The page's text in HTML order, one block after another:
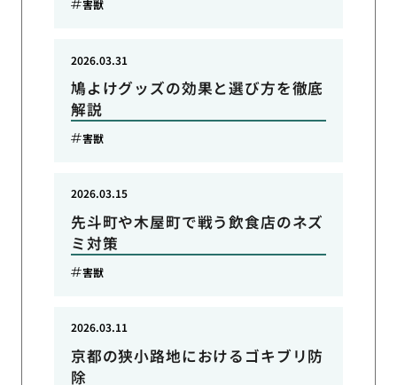
害獣
鳩よけグッズの効果と選び方を徹底
解説
2026.03.31
害獣
先斗町や木屋町で戦う飲食店のネズ
ミ対策
2026.03.15
害獣
京都の狭小路地におけるゴキブリ防
除
2026.03.11